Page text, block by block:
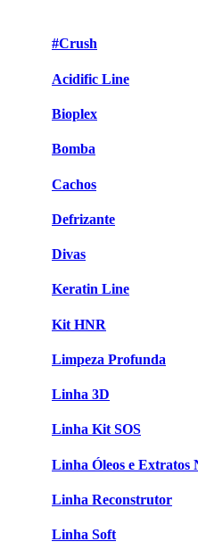
#Crush
Acidific Line
Bioplex
Bomba
Cachos
Defrizante
Divas
Keratin Line
Kit HNR
Limpeza Profunda
Linha 3D
Linha Kit SOS
Linha Óleos e Extratos
Linha Reconstrutor
Linha Soft